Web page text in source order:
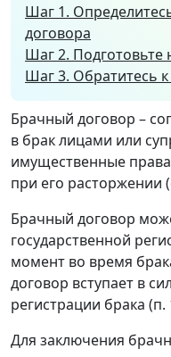
Шаг 1.
договора
Шаг 2.
Шаг 3. Обратитесь к
Брачный договор –
в брак лицами или
имущественные
при его расторжении
Брачный договор
государственной
момент во время
договор вступает в
регистрации брака (п.
Для заключения